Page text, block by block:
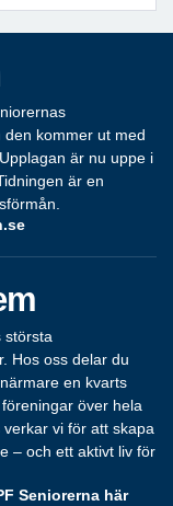
den kommer ut med
är nu uppe i
är en
största
Hos oss delar du
en kvarts
över hela
vi för att skapa
– och ett aktivt liv för
Seniorerna här